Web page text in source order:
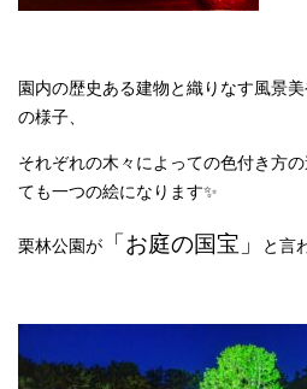
園内の歴史ある建物と織りなす風景
の様子、
それぞれの木々によっての色付き方
ても一つの絵になります✨
栗林公園が 「お庭の国宝」 と言